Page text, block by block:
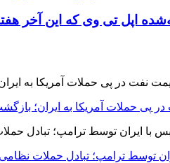
پی حملات آمریکا به ایران؛
توسط ترامپ؛ تبادل حملات